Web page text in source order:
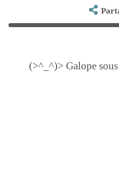
(>^_^)> Galope sous